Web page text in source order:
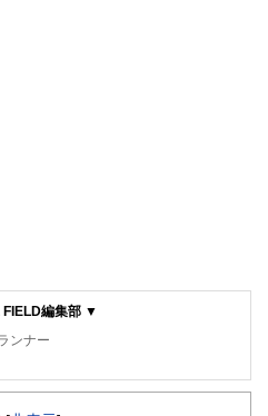
FIELD編集部 ▼
ンナー
、金融、経済に関する記事を、日々